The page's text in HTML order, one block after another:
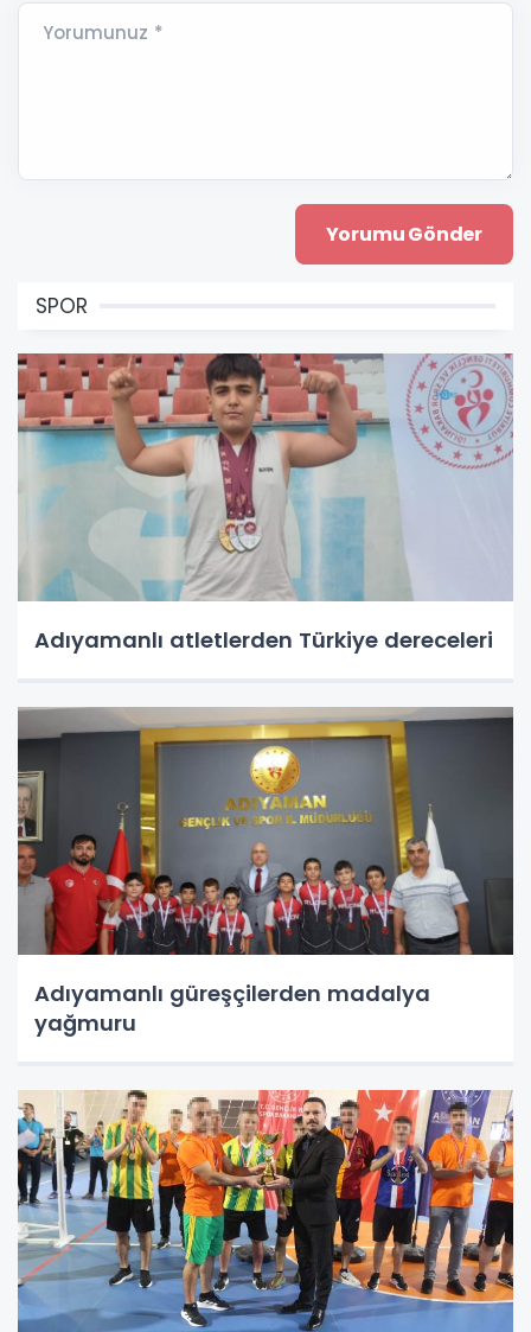
Yorumunuz *
SPOR
Adıyamanlı atletlerden Türkiye dereceleri
Adıyamanlı güreşçilerden madalya
yağmuru